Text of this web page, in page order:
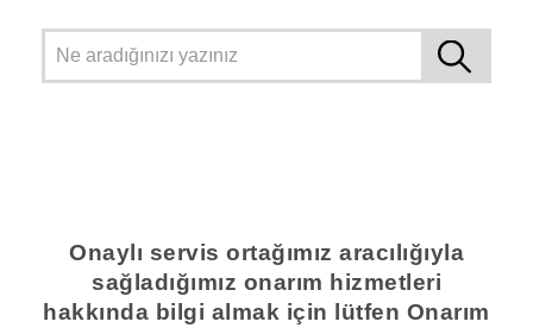
Onaylı servis ortağımız aracılığıyla
sağladığımız onarım hizmetleri
hakkında bilgi almak için lütfen Onarım